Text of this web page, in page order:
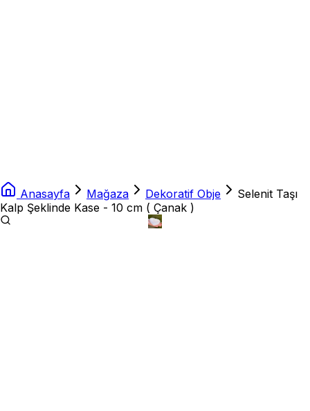
Anasayfa Mağaza Dekoratif Obje
Selenit Taşı
Kalp Şeklinde Kase - 10 cm ( Çanak )